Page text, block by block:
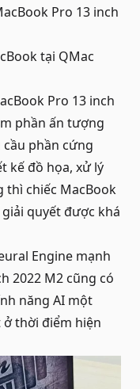
Pro 13 inch
tại QMac
Pro 13 inch
phần ấn tượng
phần cứng
kế đồ họa, xử lý
thì chiếc MacBook
quyết được khá
Engine mạnh
2022 M2 cũng có
năng AI một
ở thời điểm hiện